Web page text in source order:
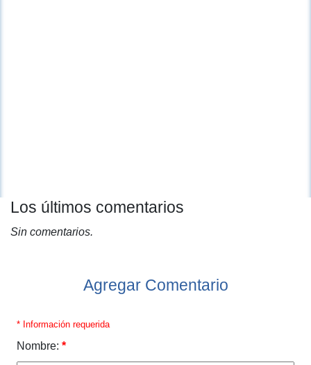
Los últimos comentarios
Sin comentarios.
Agregar Comentario
* Información requerida
Nombre: *